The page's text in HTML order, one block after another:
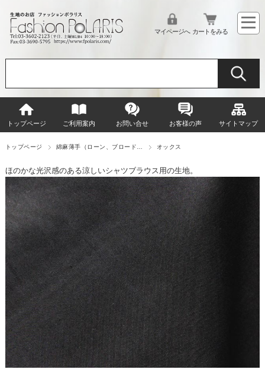
マイページへ カートをみる
トップページ ご利用案内 お問い合せ お客様の声 サイトマップ
トップページ 綿麻薄手（ローン、ブロード… オックス
ほのかな光沢感のある涼しいシャツブラウス用の生地。